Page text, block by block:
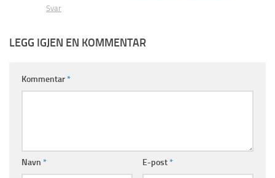
Svar
LEGG IGJEN EN KOMMENTAR
Kommentar*
Navn * E-post*